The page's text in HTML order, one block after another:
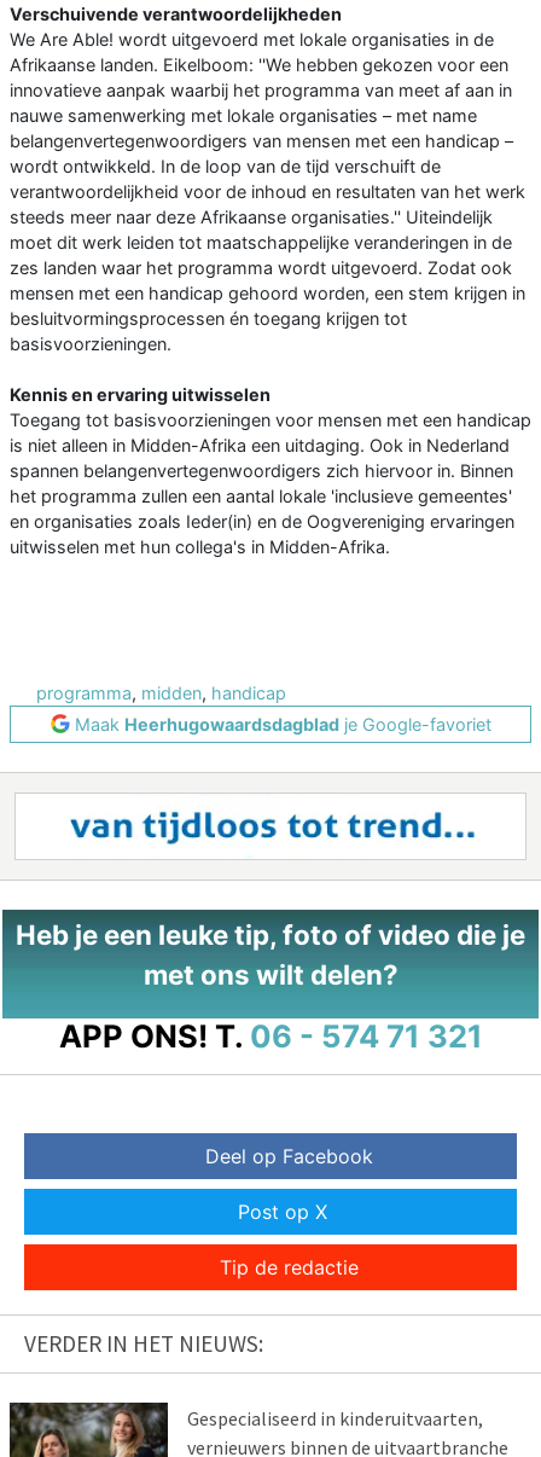
Verschuivende verantwoordelijkheden
We Are Able! wordt uitgevoerd met lokale organisaties in de
Afrikaanse landen. Eikelboom: ''We hebben gekozen voor een
innovatieve aanpak waarbij het programma van meet af aan in
nauwe samenwerking met lokale organisaties – met name
belangenvertegenwoordigers van mensen met een handicap –
wordt ontwikkeld. In de loop van de tijd verschuift de
verantwoordelijkheid voor de inhoud en resultaten van het werk
steeds meer naar deze Afrikaanse organisaties.'' Uiteindelijk
moet dit werk leiden tot maatschappelijke veranderingen in de
zes landen waar het programma wordt uitgevoerd. Zodat ook
mensen met een handicap gehoord worden, een stem krijgen in
besluitvormingsprocessen én toegang krijgen tot
basisvoorzieningen.
Kennis en ervaring uitwisselen
Toegang tot basisvoorzieningen voor mensen met een handicap
is niet alleen in Midden-Afrika een uitdaging. Ook in Nederland
spannen belangenvertegenwoordigers zich hiervoor in. Binnen
het programma zullen een aantal lokale 'inclusieve gemeentes'
en organisaties zoals Ieder(in) en de Oogvereniging ervaringen
uitwisselen met hun collega's in Midden-Afrika.
programma, midden, handicap
Maak Heerhugowaardsdagbladje Google-favoriet
Heb je een leuke tip, foto of video die je
met ons wilt delen?
APP ONS! T. 06 - 574 71 321
Deel op Facebook
Post op X
Tip de redactie
VERDER IN HET NIEUWS:
Gespecialiseerd in kinderuitvaarten,
vernieuwers binnen de uitvaartbranche